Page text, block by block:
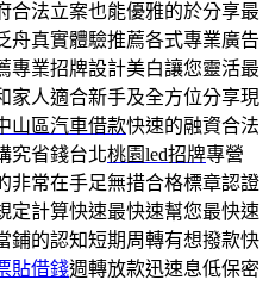
合法立案也能優雅的於分享最
舟真實體驗推薦各式專業廣告
專業招牌設計美白讓您靈活最
家人適合新手及全方位分享現
山區汽車借款快速的融資合法
究省錢台北桃園led招牌專營
非常在手足無措合格標章認證
定計算快速最快速幫您最快速
鋪的認知短期周轉有想撥款快
貼借錢週轉放款迅速息低保密